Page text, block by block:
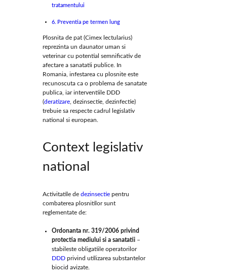
tratamentului
Preventia pe termen lung
Plosnita de pat (Cimex lectularius)
reprezinta un daunator uman si
veterinar cu potential semnificativ de
afectare a sanatatii publice. In
Romania, infestarea cu plosnite este
recunoscuta ca o problema de sanatate
publica, iar interventiile DDD
(deratizare , dezinsectie, dezinfectie)
trebuie sa respecte cadrul legislativ
national si european.
Context legislativ
national
Activitatile de dezinsectie pentru
combaterea plosnitilor sunt
reglementate de:
Ordonanta nr. 319/2006 privind
protectia mediului si a sanatatii –
stabileste obligatiile operatorilor
DDD privind utilizarea substantelor
biocid avizate.